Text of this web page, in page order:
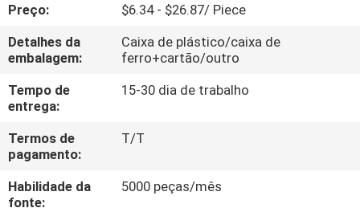
CONTACTE-
NOS
PEÇA
UMAS
CITAÇÕES
Preço:
$6.34 - $26.87/ Piece
Detalhes da
embalagem:
Caixa de plástico/caixa de
ferro+cartão/outro
Tempo de
entrega:
15-30 dia de trabalho
Termos de
pagamento:
T/T
Habilidade da
fonte:
5000 peças/mês